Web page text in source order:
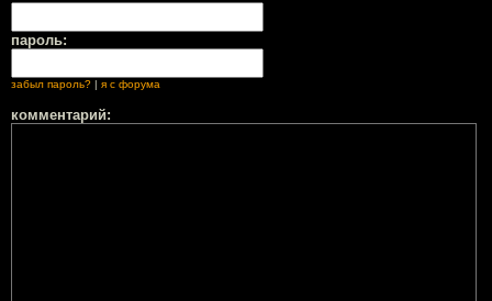
пароль:
забыл пароль? | я с форума
комментарий: